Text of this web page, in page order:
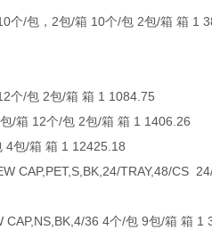
个/包，2包/箱 10个/包 2包/箱 箱 1
个/包 2包/箱 箱 1 1084.75
/箱 12个/包 2包/箱 箱 1 1406.26
4包/箱 箱 1 12425.18
CAP,PET,S,BK,24/TRAY,48/CS
36 4个/包 9包/箱 箱 1